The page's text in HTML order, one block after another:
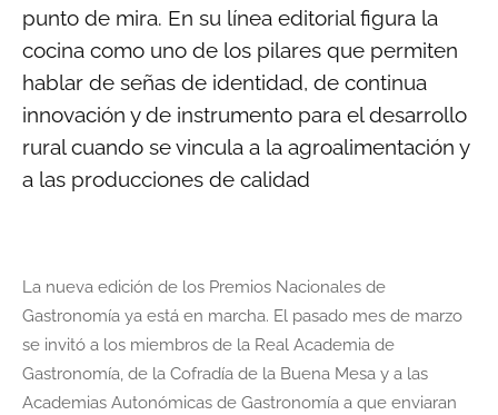
punto de mira. En su línea editorial figura la
cocina como uno de los pilares que permiten
hablar de señas de identidad, de continua
innovación y de instrumento para el desarrollo
rural cuando se vincula a la agroalimentación y
a las producciones de calidad
La nueva edición de los Premios Nacionales de
Gastronomía ya está en marcha. El pasado mes de marzo
se invitó a los miembros de la Real Academia de
Gastronomía, de la Cofradía de la Buena Mesa y a las
Academias Autonómicas de Gastronomía a que enviaran